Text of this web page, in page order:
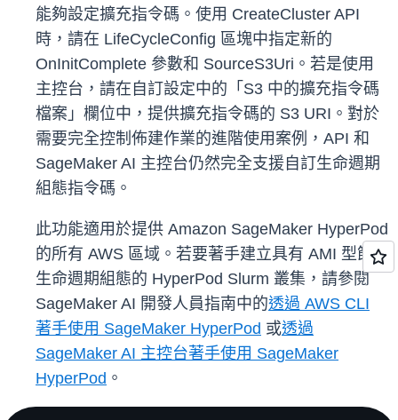
能夠設定擴充指令碼。使用 CreateCluster API
時，請在 LifeCycleConfig 區塊中指定新的
OnInitComplete 參數和 SourceS3Uri。若是使用
主控台，請在自訂設定中的「S3 中的擴充指令碼
檔案」欄位中，提供擴充指令碼的 S3 URI。對於
需要完全控制佈建作業的進階使用案例，API 和
SageMaker AI 主控台仍然完全支援自訂生命週期
組態指令碼。
此功能適用於提供 Amazon SageMaker HyperPod
的所有 AWS 區域。若要著手建立具有 AMI 型節點
生命週期組態的 HyperPod Slurm 叢集，請參閱
SageMaker AI 開發人員指南中的透過 AWS CLI
著手使用 SageMaker HyperPod 或透過
SageMaker AI 主控台著手使用 SageMaker
HyperPod 。